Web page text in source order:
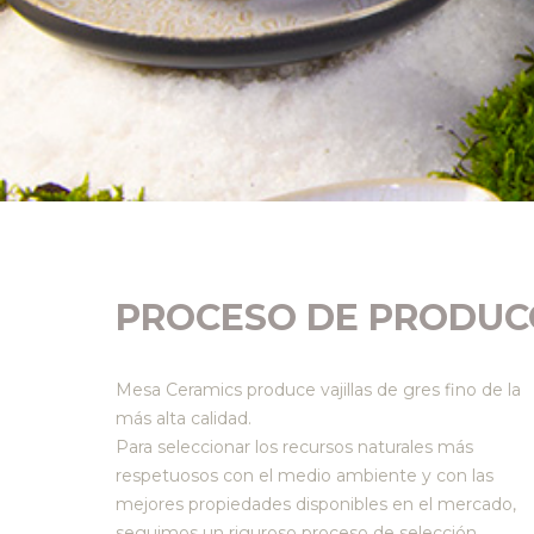
PROCESO DE
Mesa Ceramics produce vajillas de gres fino de la
más alta calidad.
Para seleccionar los recursos naturales más
respetuosos con el medio ambiente y con las
mejores propiedades disponibles en el mercado,